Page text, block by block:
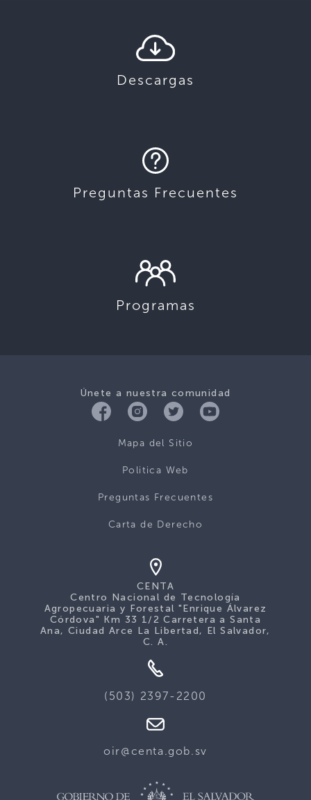
Descargas
Preguntas Frecuentes
Programas
Únete a nuestra comunidad
Mapa del Sitio
Politica Web
Preguntas Frecuentes
Carta de Derecho
CENTA
Centro Nacional de Tecnología
Agropecuaria y Forestal "Enrique Álvarez
Córdova" Km 33 1/2 Carretera a Santa
Ana, Ciudad Arce La Libertad, El Salvador,
C. A.
(503) 2397-2200
oir@centa.gob.sv